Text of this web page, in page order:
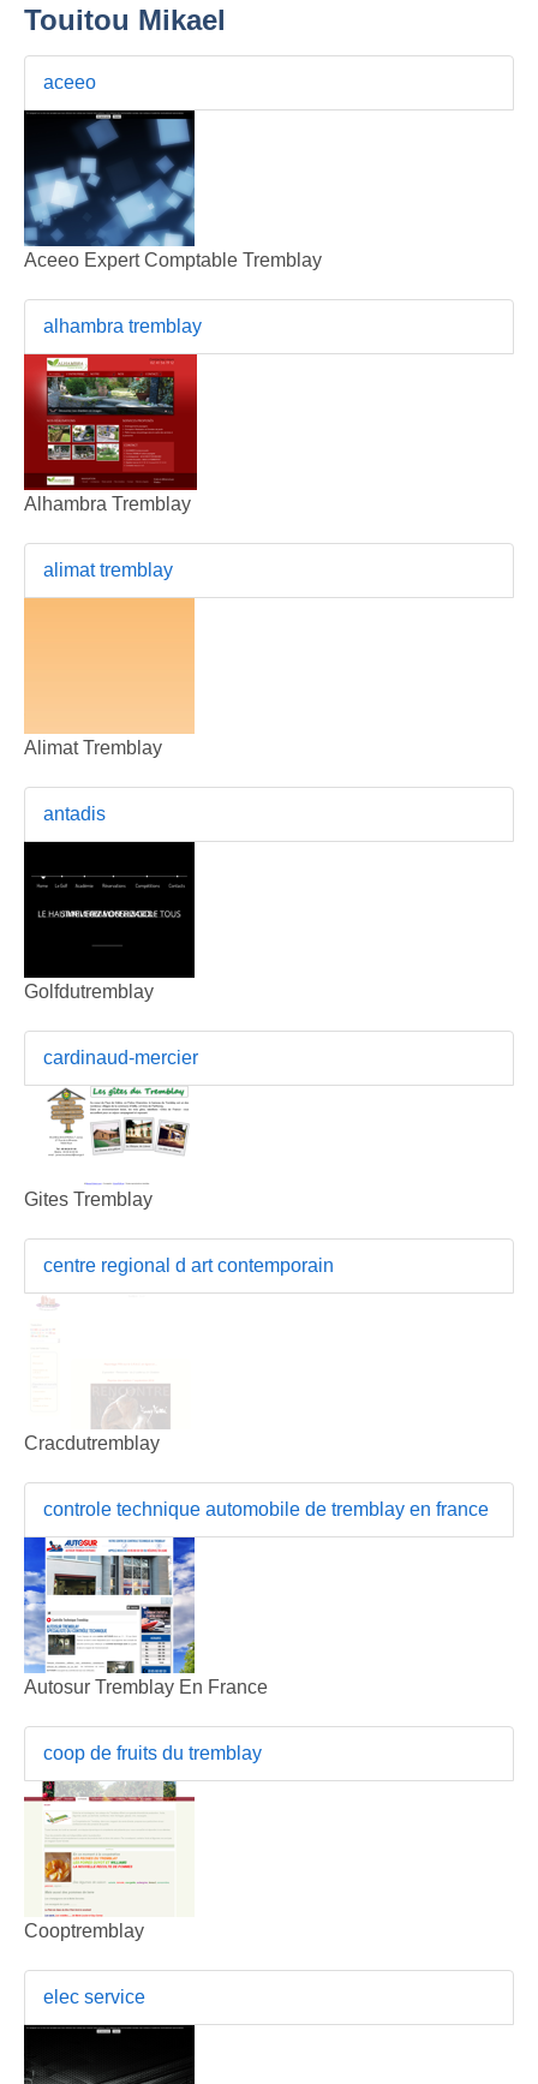
Touitou Mikael
aceeo
Aceeo Expert Comptable Tremblay
alhambra tremblay
Alhambra Tremblay
alimat tremblay
Alimat Tremblay
antadis
Golfdutremblay
cardinaud-mercier
Gites Tremblay
centre regional d art contemporain
Cracdutremblay
controle technique automobile de tremblay en france
Autosur Tremblay En France
coop de fruits du tremblay
Cooptremblay
elec service